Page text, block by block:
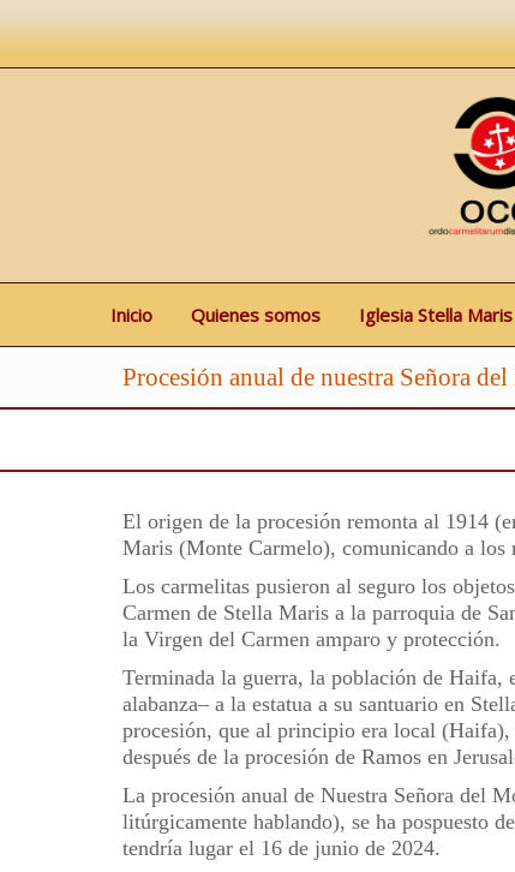
Inicio Quienes somos Iglesia Stella Maris
Procesión anual de nuestra Señora
El origen de la procesión remonta al 1914
Maris (Monte Carmelo), comunicando a los
Los carmelitas pusieron al seguro los
Carmen de Stella Maris a la parroquia de
la Virgen del Carmen amparo y protección.
Terminada la guerra, la población de Haifa,
alabanza– a la estatua a su santuario en
procesión, que al principio era local (Haifa),
después de la procesión de Ramos en
La procesión anual de Nuestra Señora del
litúrgicamente hablando), se ha pospuesto
tendría lugar el 16 de junio de 2024.